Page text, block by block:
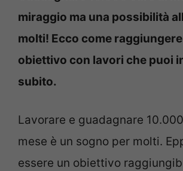
miraggio ma una possibilità
molti! Ecco come
obiettivo con lavori che puoi
subito.
Lavorare e guadagnare
mese è un sogno per molti.
essere un obiettivo